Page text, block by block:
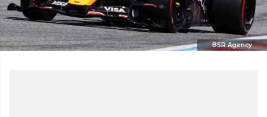
BSR Agency